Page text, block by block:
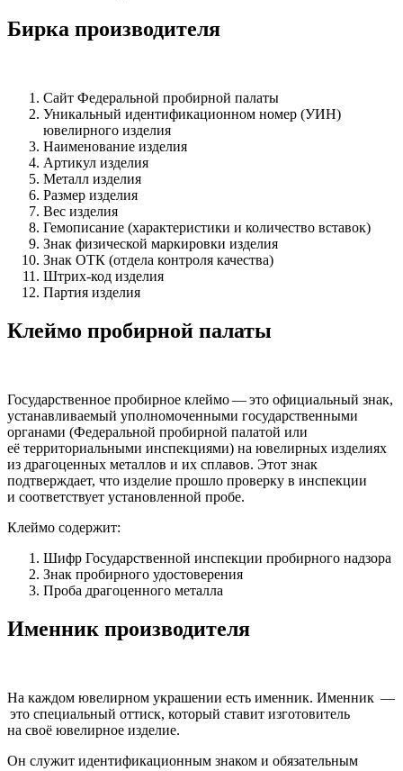
Бирка производителя
Сайт Федеральной пробирной палаты
Уникальный идентификационном номер (УИН)
ювелирного изделия
Наименование изделия
Артикул изделия
Металл изделия
Размер изделия
Вес изделия
Гемописание (характеристики и количество вставок)
Знак физической маркировки изделия
Знак ОТК (отдела контроля качества)
Штрих-код изделия
Партия изделия
Клеймо пробирной палаты
Государственное пробирное клеймо — это официальный знак,
устанавливаемый уполномоченными государственными
органами (Федеральной пробирной палатой или
её территориальными инспекциями) на ювелирных изделиях
из драгоценных металлов и их сплавов. Этот знак
подтверждает, что изделие прошло проверку в инспекции
и соответствует установленной пробе.
Клеймо содержит:
Шифр Государственной инспекции пробирного надзора
Знак пробирного удостоверения
Проба драгоценного металла
Именник производителя
На каждом ювелирном украшении есть именник. Именник —
это специальный оттиск, который ставит изготовитель
на своё ювелирное изделие.
Он служит идентификационным знаком и обязательным